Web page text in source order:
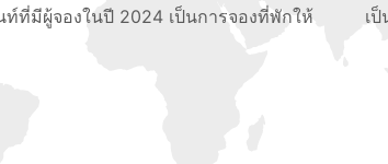
ท์ที่มีผู้จองในปี 2024 เป็นการจองที่พักให้
เ